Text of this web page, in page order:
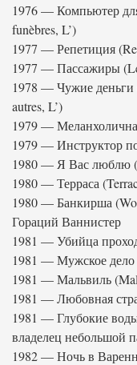
1976 — Компьютер
funèbres, L’)
1977 — Репетиция
1977 — Пассажиры
1978 — Чужие деньги
autres, L’)
1979 —
1979 — Инструктор
1980 — Я Вас люблю
1980 — Терраса
1980 — Банкирша
Гораций Ваннистер
1981 — Убийца
1981 — Мужское дело
1981 — Мальвиль
1981 — Любовная
1981 — Глубокие
владелец небольшой
1982 — Ночь в